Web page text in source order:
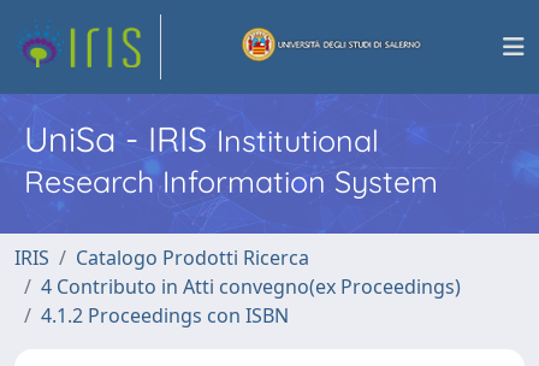
UniSa - IRISInstitutional
Research Information System
IRIS
Catalogo Prodotti Ricerca
4 Contributo in Atti convegno(ex Proceedings)
4.1.2 Proceedings con ISBN